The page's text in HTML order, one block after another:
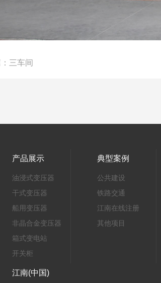
：三车间
产品展示
油浸式变压器
干式变压器
船用变压器
非晶合金变压器
箱式变电站
开关柜
典型案例
公共建设
铁路交通
江南在线注册
其他项目
江南(中国)